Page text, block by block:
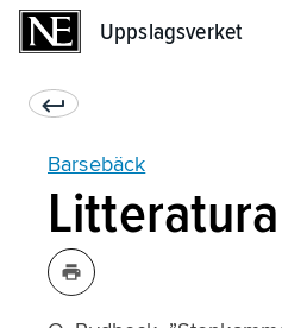
Uppslagsverket
Barsebäck